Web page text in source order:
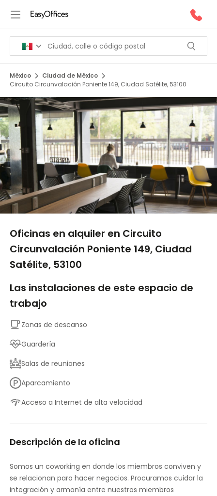
México
Ciudad de México
Circuito Circunvalación Poniente 149, Ciudad Satélite, 53100
Oficinas en alquiler en Circuito
Circunvalación Poniente 149, Ciudad
Satélite, 53100
Las instalaciones de este espacio de
trabajo
Zonas de descanso
Guardería
Salas de reuniones
Aparcamiento
Acceso a Internet de alta velocidad
Descripción de la oficina
Somos un coworking en donde los miembros conviven y
se relacionan para hacer negocios. Procuramos cuidar la
integración y armonía entre nuestros miembros